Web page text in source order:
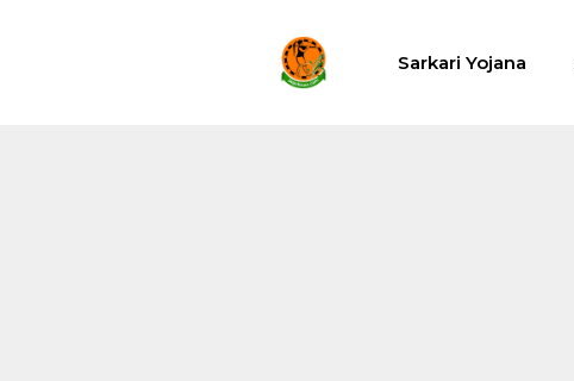
Sarkari Yojana